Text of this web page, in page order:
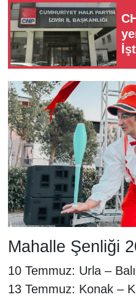
Mahalle Şenliği
10 Temmuz: Urla –
13 Temmuz: Konak –